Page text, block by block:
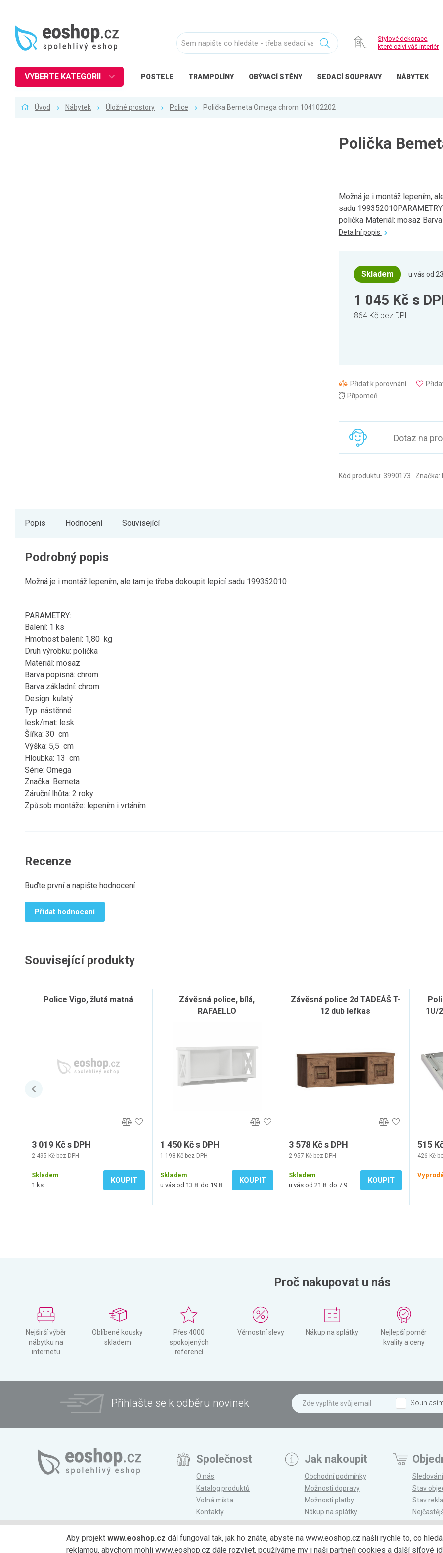
Stylové dekorace,
které oživí váš interiér
POSTELE TRAMPOLÍNY OBÝVACÍ STĚNY SEDACÍ SOUPRAVY NÁBYTEK
VYBERTE KATEGORII
Úvod Nábytek Úložné prostory Police Polička Bemeta Omega chrom 104102202
Polička
Možná je i montáž lepením,
sadu
polička Materiál: mosaz
Detailní popis
Skladem u vás od
1 045 Kč s
864 Kč bez DPH
Přidat k porovnání
Připomeň
Dotaz na
Kód produktu: 3990173 Značka:
Popis Hodnocení Související
Podrobný popis
Možná je i montáž lepením, ale tam je třeba dokoupit lepicí sadu 199352010
PARAMETRY:
Balení: 1 ks
Hmotnost balení: 1,80 kg
Druh výrobku: polička
Materiál: mosaz
Barva popisná: chrom
Barva základní: chrom
Design: kulatý
Typ: nástěnné
lesk/mat: lesk
Šířka: 30 cm
Výška: 5,5 cm
Hloubka: 13 cm
Série: Omega
Značka: Bemeta
Záruční lhůta: 2 roky
Způsob montáže: lepením i vrtáním
Recenze
Buďte první a napište hodnocení
Přidat hodnocení
Související produkty
Police Vigo, žlutá matná
3 019 Kč s DPH
2 495 Kč bez DPH
Skladem
1 ks
KOUPIT
Závěsná police, bílá,
RAFAELLO
1 450 Kč s DPH
1 198 Kč bez DPH
Skladem
u vás od 13.8. do 19.8.
KOUPIT
Závěsná police 2d TADEÁŠ T-
12 dub lefkas
3 578 Kč s DPH
2 957 Kč bez DPH
Skladem
u vás od 21.8. do 7.9.
KOUPIT
1U/
515
426 Kč
Proč nakupovat u nás
Nejširší výběr
nábytku na
internetu
Oblíbené kousky
skladem
Přes 4000
spokojených
referencí
Věrnostní slevy Nákup na splátky
Nejlepší poměr
kvality a ceny
Přihlašte se k odběru novinek
Společnost
O nás
Katalog produktů
Volná místa
Kontakty
Magazín
Jak nakoupit
Obchodní podmínky
Možnosti dopravy
Možnosti platby
Nákup na splátky
Reklamace a vrácení
Stav
Stav
Aby projektwww.eoshop.cz dál fungoval tak, jak ho znáte, abyste na www.eoshop.cz našli rychle to, co
reklamou, abychom mohli www.eoshop.cz dále rozvíjet, používáme my i naši partneři cookies a další síťové